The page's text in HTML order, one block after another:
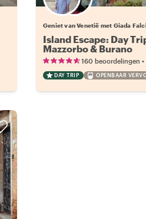
19 andere locals
Geniet van Venetië met Giada
Island Escape: Day
Mazzorbo & Burano
160 beoordelingen •
DAY TRIP OPENBAAR